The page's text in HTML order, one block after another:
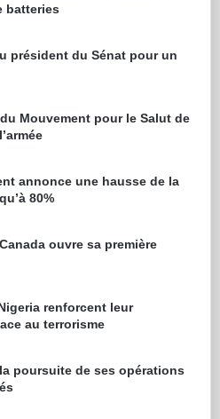
batteries
président du Sénat pour un
Mouvement pour le Salut de
annonce une hausse de la
80%
ouvre sa première
renforcent leur
au terrorisme
poursuite de ses opérations